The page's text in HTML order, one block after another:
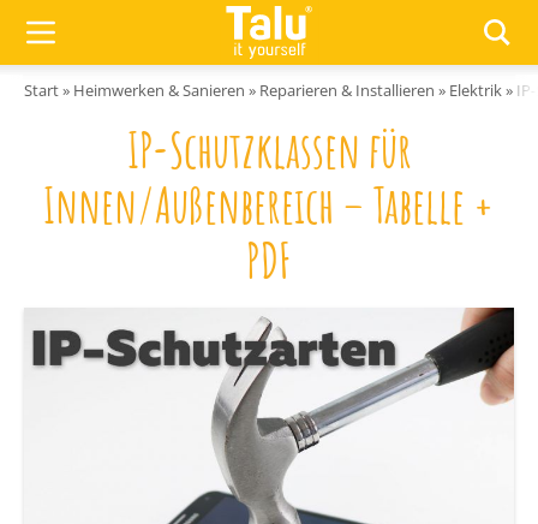
Start» Heimwerken & Sanieren » Reparieren & Installieren » Elektrik»
IP-Schutzklassen für
Innen/Außenbereich – Tabelle +
PDF